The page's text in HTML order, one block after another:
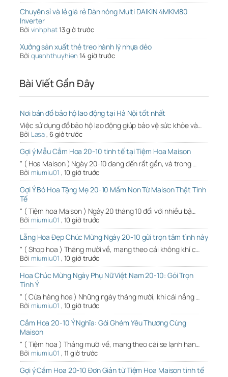
Chuyên sỉ và lẻ giá rẻ Dàn nóng Multi DAIKIN 4MKM80
Inverter
Bởi vinhphat13 giờ trước
Xưởng sản xuất thẻ treo hành lý nhựa dẻo
Bởi quanhthuyhien 14 giờ trước
Bài Viết Gần Đây
Nơi bán đồ bảo hộ lao động tại Hà Nội tốt nhất
Việc sử dụng đồ bảo hộ lao động giúp bảo vệ sức khỏe và…
Bởi Lasa, 6 giờ trước
Gợi ý Mẫu Cắm Hoa 20-10 tinh tế tại Tiệm Hoa Maison
" ( Hoa Maison ) Ngày 20-10 đang đến rất gần, và trong …
Bởi miumiu01 , 10 giờ trước
Gợi Ý Bó Hoa Tặng Mẹ 20-10 Mầm Non Từ Maison Thật Tinh
Tế
" ( Tiệm hoa Maison ) Ngày 20 tháng 10 đối với nhiều bậ…
Bởi miumiu01 , 10 giờ trước
Lẵng Hoa Đẹp Chúc Mừng Ngày 20-10 gửi trọn tâm tình này
" ( Shop hoa ) Tháng mười về, mang theo cái không khí c…
Bởi miumiu01 , 10 giờ trước
Hoa Chúc Mừng Ngày Phụ Nữ Việt Nam 20-10: Gói Trọn
Tình Ý
" ( Cửa hàng hoa ) Những ngày tháng mười, khi cái nắng …
Bởi miumiu01 , 10 giờ trước
Cắm Hoa 20-10 Ý Nghĩa: Gói Ghém Yêu Thương Cùng
Maison
" ( Tiệm hoa ) Tháng mười về, mang theo cái se lạnh han…
Bởi miumiu01 , 11 giờ trước
Gợi ý Cắm Hoa 20-10 Đơn Giản từ Tiệm Hoa Maison tinh tế